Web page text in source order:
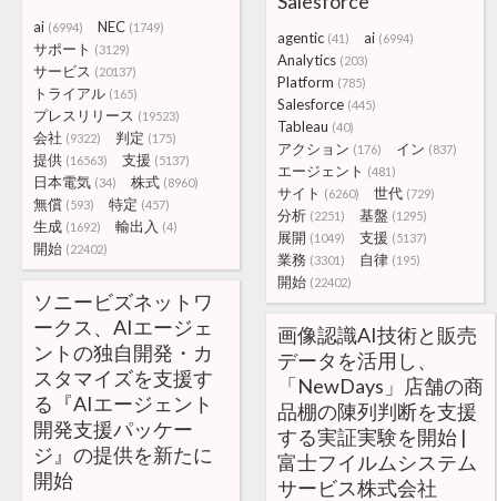
agentic (41) ai (6994)
Analytics (203)
Platform (785)
Salesforce (445)
Tableau (40)
アクション (176) イン (837)
エージェント (481)
サイト (6260) 世代 (729)
分析 (2251) 基盤 (1295)
展開 (1049) 支援 (5137)
業務 (3301) 自律 (195)
開始 (22402)
ai (6994) NEC (1749)
サポート (3129)
サービス (20137)
トライアル (165)
プレスリリース (19523)
会社 (9322) 判定 (175)
提供 (16563) 支援 (5137)
日本電気 (34) 株式 (8960)
無償 (593) 特定 (457)
生成 (1692) 輸出入 (4)
開始 (22402)
ソニービズネットワ
ークス、AIエージェ
ントの独自開発・カ
スタマイズを支援す
る『AIエージェント
開発支援パッケー
ジ』の提供を新たに
開始
画像認識AI技術と販売
データを活用し、
「NewDays」店舗の商
品棚の陳列判断を支援
する実証実験を開始 |
富士フイルムシステム
サービス株式会社